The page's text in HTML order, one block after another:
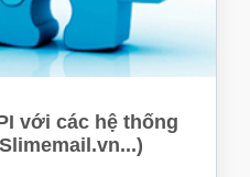
với các hệ thống